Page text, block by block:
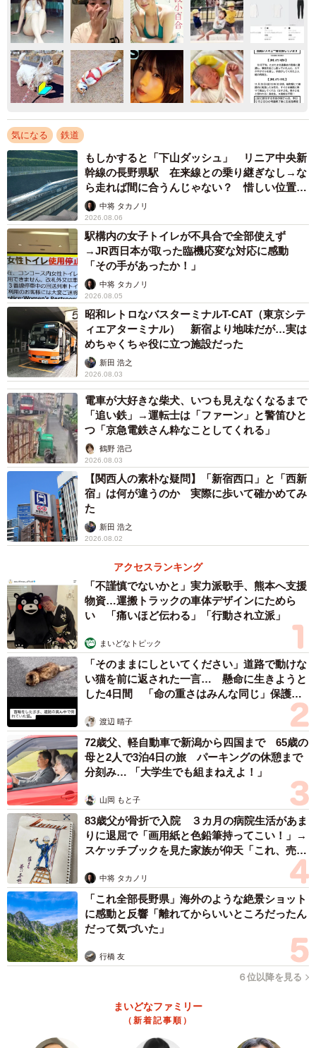
気になる 鉄道
もしかすると「下山ダッシュ」 リニア中央新
幹線の長野県駅 在来線との乗り継ぎなし→な
ら走れば間に合うんじゃない？ 惜しい位置関
係が反響
中将 タカノリ
2026.08.06
駅構内の女子トイレが不具合で全部使えず
→JR西日本が取った臨機応変な対応に感動
「その手があったか！」
中将 タカノリ
2026.08.05
昭和レトロなバスターミナルT-CAT（東京シテ
ィエアターミナル） 新宿より地味だが…実は
めちゃくちゃ役に立つ施設だった
新田 浩之
2026.08.03
電車が大好きな柴犬、いつも見えなくなるまで
「追い鉄」→運転士は「ファーン」と警笛ひと
つ「京急電鉄さん粋なことしてくれる」
鶴野 浩己
2026.08.03
【関西人の素朴な疑問】「新宿西口」と「西新
宿」は何が違うのか 実際に歩いて確かめてみ
た
新田 浩之
2026.08.02
アクセスランキング
「不謹慎でないかと」実力派歌手、熊本へ支援
物資…運搬トラックの車体デザインにためら
い 「痛いほど伝わる」「行動され立派」
まいどなトピック
「そのままにしといてください」道路で動けな
い猫を前に返された一言… 懸命に生きようと
した4日間 「命の重さはみんな同じ」保護団
渡辺 晴子
72歳父、軽自動車で新潟から四国まで 65歳の
母と2人で3泊4日の旅 パーキングの休憩まで
分刻み… 「大学生でも組まねえよ！」
山岡 もと子
83歳父が骨折で入院 ３カ月の病院生活があま
りに退屈で「画用紙と色鉛筆持ってこい！」→
スケッチブックを見た家族が仰天「これ、売れ
中将 タカノリ
「これ全部長野県」海外のような絶景ショット
に感動と反響「離れてからいいところだったん
だって気づいた」
行橋 友
６位以降を見る
まいどなファミリー
（新着記事順）